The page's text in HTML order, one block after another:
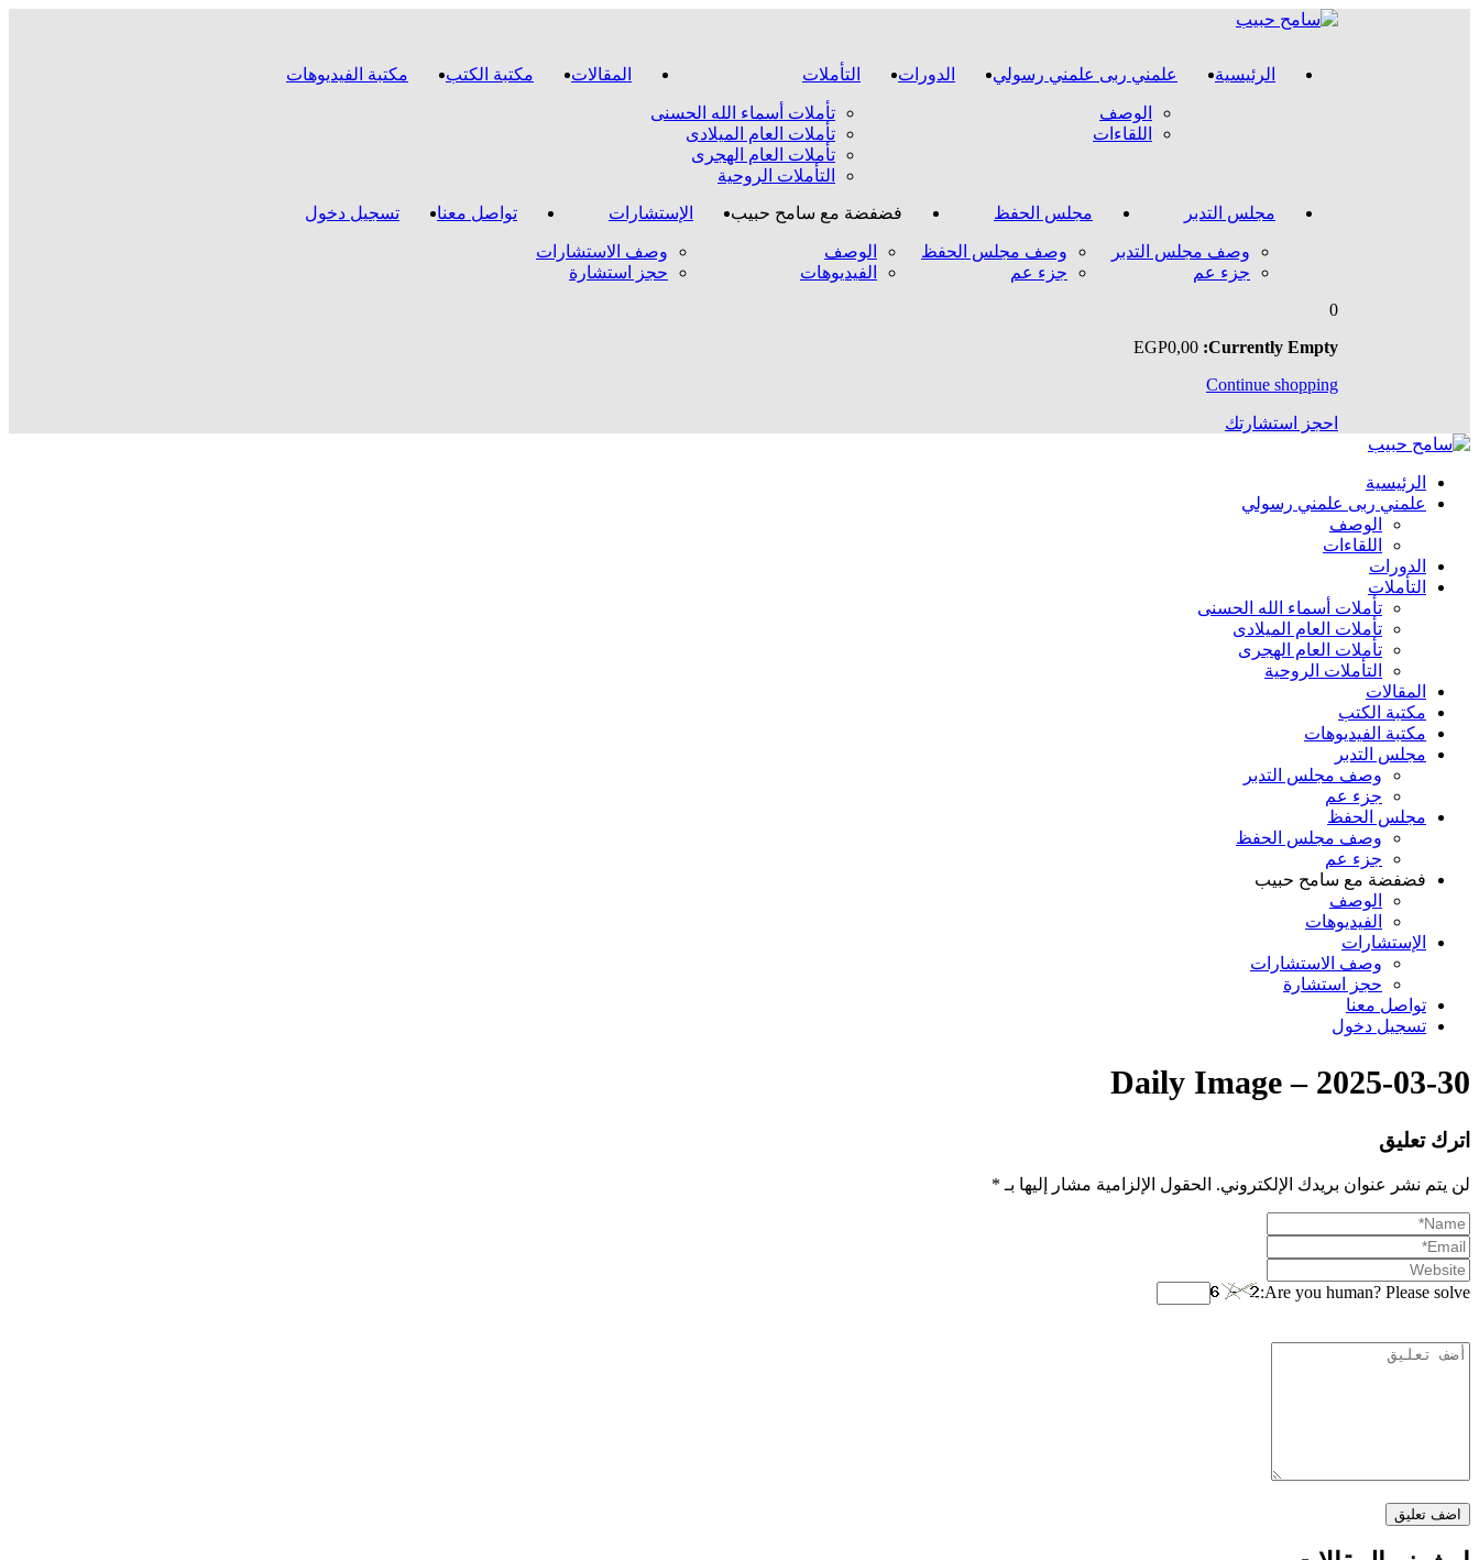
الرئيسية علمني ربى علمني رسولي
الوصف
اللقاءات
الدورات التأملات
تأملات أسماء الله الحسنى
تأملات العام الميلادى
تأملات العام الهجرى
التأملات الروحية
المقالات مكتبة الكتب مكتبة الفيديوهات
مجلس التدبر
وصف مجلس التدبر
جزء عم
مجلس الحفظ
وصف مجلس الحفظ
جزء عم
فضفضة مع سامح حبيب
الوصف
الفيديوهات
الإستشارات
وصف الاستشارات
حجز استشارة
تواصل معنا تسجيل دخول
0
Currently Empty:
EGP0,00
Continue shopping
احجز استشارتك
الرئيسية
علمني ربى علمني رسولي
الوصف
اللقاءات
الدورات
التأملات
تأملات أسماء الله الحسنى
تأملات العام الميلادى
تأملات العام الهجرى
التأملات الروحية
المقالات
مكتبة الكتب
مكتبة الفيديوهات
مجلس التدبر
وصف مجلس التدبر
جزء عم
مجلس الحفظ
وصف مجلس الحفظ
جزء عم
فضفضة مع سامح حبيب
الوصف
الفيديوهات
الإستشارات
وصف الاستشارات
حجز استشارة
تواصل معنا
تسجيل دخول
Daily Image – 2025-03-30
اترك تعليق
لن يتم نشر عنوان بريدك الإلكتروني. الحقول الإلزامية مشار إليها بـ *
Are you human? Please solve: